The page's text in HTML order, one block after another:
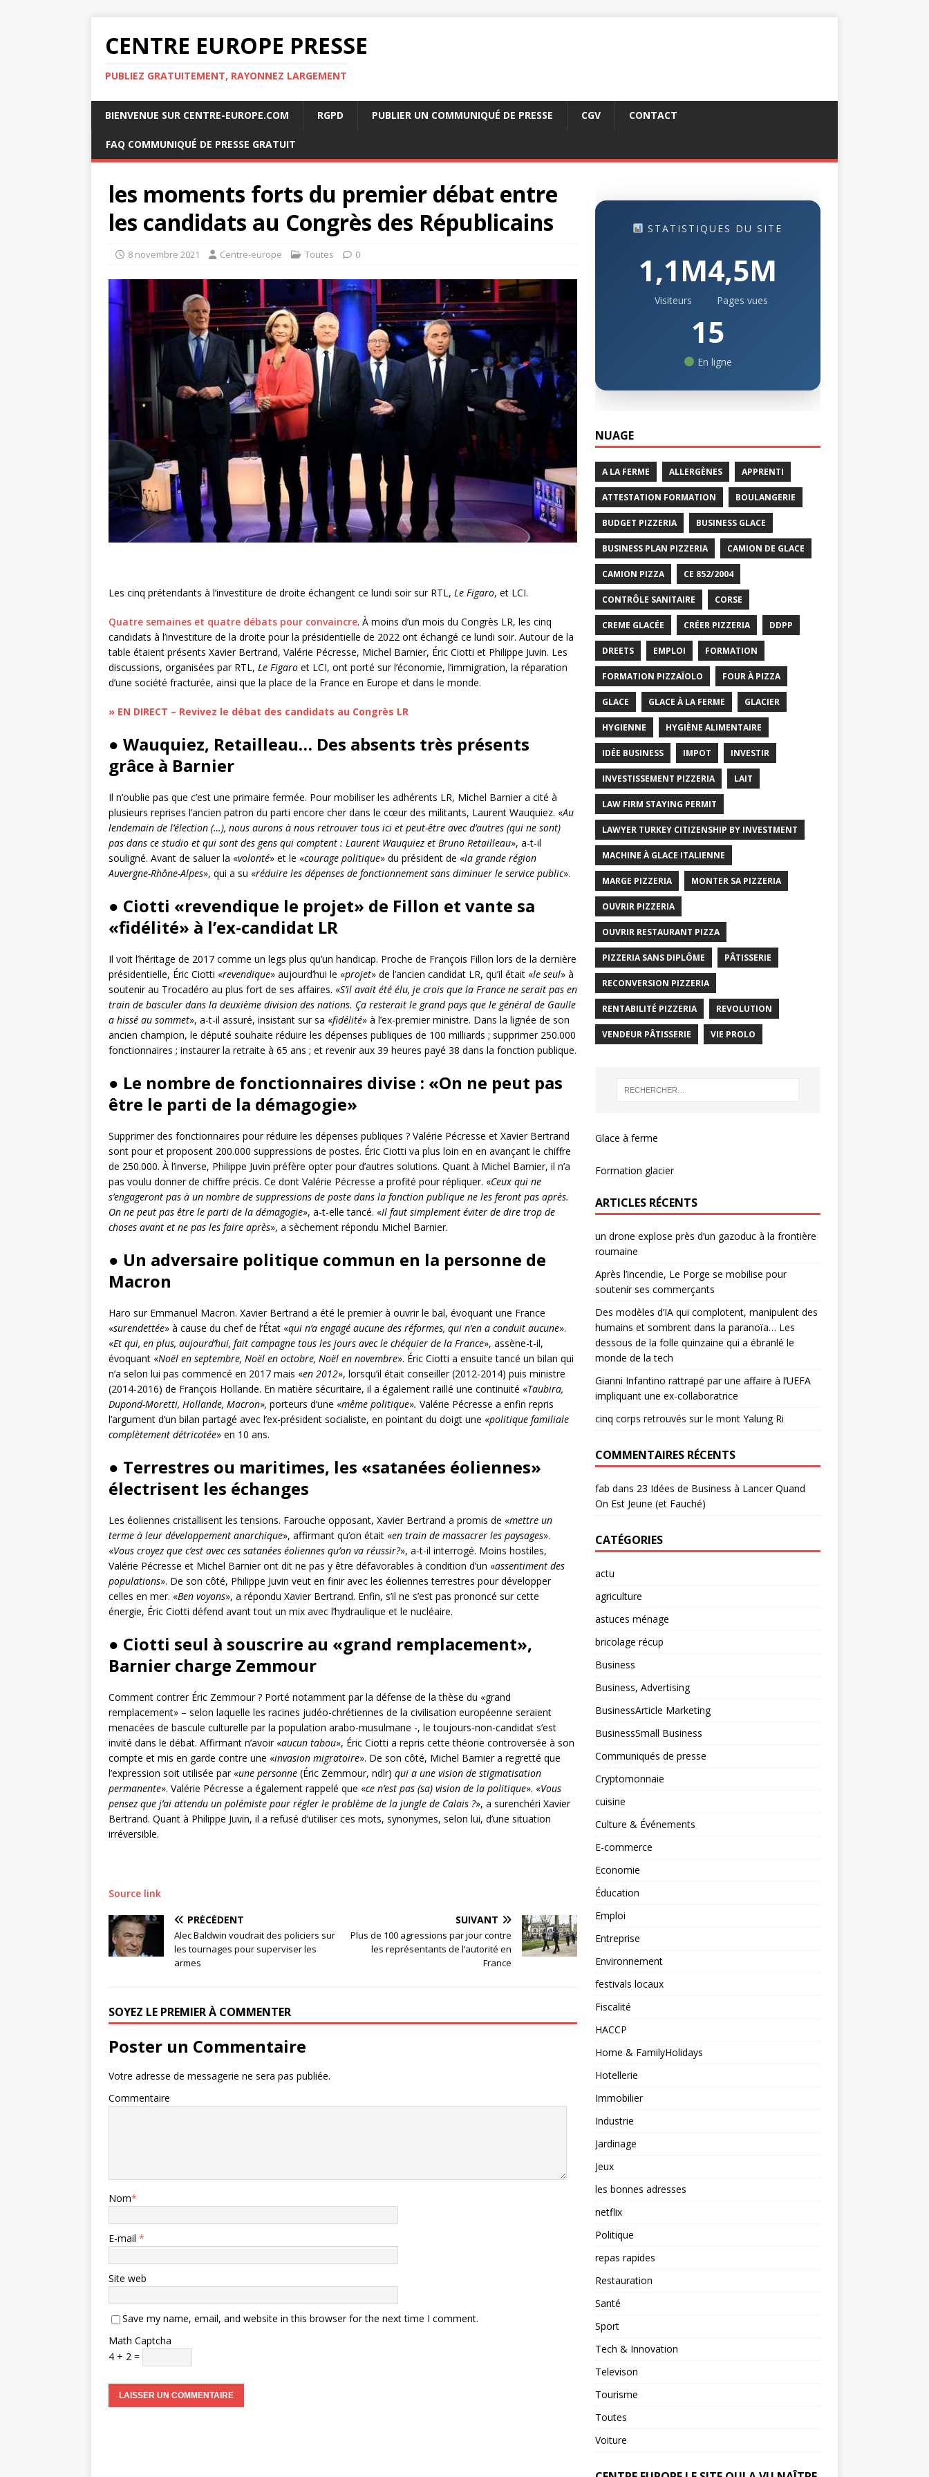
CENTRE EUROPE PRESSE
PUBLIEZ GRATUITEMENT, RAYONNEZ LARGEMENT
BIENVENUE SUR CENTRE-EUROPE.COM RGPD PUBLIER UN COMMUNIQUÉ DE PRESSE CGV CONTACT
FAQ COMMUNIQUÉ DE PRESSE GRATUIT
les moments forts du premier débat entre
les candidats au Congrès des Républicains
8 novembre 2021 Centre-europe Toutes 0
Les cinq prétendants à l’investiture de droite échangent ce lundi soir sur RTL, Le Figaro, et LCI.
Quatre semaines et quatre débats pour convaincre. À moins d’un mois du Congrès LR, les cinq
candidats à l’investiture de la droite pour la présidentielle de 2022 ont échangé ce lundi soir. Autour de la
table étaient présents Xavier Bertrand, Valérie Pécresse, Michel Barnier, Éric Ciotti et Philippe Juvin. Les
discussions, organisées par RTL, Le Figaro et LCI, ont porté sur l’économie, l’immigration, la réparation
d’une société fracturée, ainsi que la place de la France en Europe et dans le monde.
» EN DIRECT – Revivez le débat des candidats au Congrès LR
● Wauquiez, Retailleau… Des absents très présents
grâce à Barnier
Il n’oublie pas que c’est une primaire fermée. Pour mobiliser les adhérents LR, Michel Barnier a cité à
plusieurs reprises l’ancien patron du parti encore cher dans le cœur des militants, Laurent Wauquiez. «Au
lendemain de l’élection (…), nous aurons à nous retrouver tous ici et peut-être avec d’autres (qui ne sont)
pas dans ce studio et qui sont des gens qui comptent : Laurent Wauquiez et Bruno Retailleau», a-t-il
souligné. Avant de saluer la «volonté» et le «courage politique» du président de «la grande région
Auvergne-Rhône-Alpes», qui a su «réduire les dépenses de fonctionnement sans diminuer le service public».
● Ciotti «revendique le projet» de Fillon et vante sa
«fidélité» à l’ex-candidat LR
Il voit l’héritage de 2017 comme un legs plus qu’un handicap. Proche de François Fillon lors de la dernière
présidentielle, Éric Ciotti «revendique» aujourd’hui le «projet» de l’ancien candidat LR, qu’il était «le seul» à
soutenir au Trocadéro au plus fort de ses affaires. «S’il avait été élu, je crois que la France ne serait pas en
train de basculer dans la deuxième division des nations. Ça resterait le grand pays que le général de Gaulle
a hissé au sommet», a-t-il assuré, insistant sur sa «fidélité» à l’ex-premier ministre. Dans la lignée de son
ancien champion, le député souhaite réduire les dépenses publiques de 100 milliards ; supprimer 250.000
fonctionnaires ; instaurer la retraite à 65 ans ; et revenir aux 39 heures payé 38 dans la fonction publique.
● Le nombre de fonctionnaires divise : «On ne peut pas
être le parti de la démagogie»
Supprimer des fonctionnaires pour réduire les dépenses publiques ? Valérie Pécresse et Xavier Bertrand
sont pour et proposent 200.000 suppressions de postes. Éric Ciotti va plus loin en en avançant le chiffre
de 250.000. À l’inverse, Philippe Juvin préfère opter pour d’autres solutions. Quant à Michel Barnier, il n’a
pas voulu donner de chiffre précis. Ce dont Valérie Pécresse a profité pour répliquer. «Ceux qui ne
s’engageront pas à un nombre de suppressions de poste dans la fonction publique ne les feront pas après.
On ne peut pas être le parti de la démagogie», a-t-elle tancé. «Il faut simplement éviter de dire trop de
choses avant et ne pas les faire après», a sèchement répondu Michel Barnier.
● Un adversaire politique commun en la personne de
Macron
Haro sur Emmanuel Macron. Xavier Bertrand a été le premier à ouvrir le bal, évoquant une France
«surendettée» à cause du chef de l’État «qui n’a engagé aucune des réformes, qui n’en a conduit aucune».
«Et qui, en plus, aujourd’hui, fait campagne tous les jours avec le chéquier de la France», assène-t-il,
évoquant «Noël en septembre, Noël en octobre, Noël en novembre». Éric Ciotti a ensuite tancé un bilan qui
n’a selon lui pas commencé en 2017 mais «en 2012», lorsqu’il était conseiller (2012-2014) puis ministre
(2014-2016) de François Hollande. En matière sécuritaire, il a également raillé une continuité «Taubira,
Dupond-Moretti, Hollande, Macron», porteurs d’une «même politique». Valérie Pécresse a enfin repris
l’argument d’un bilan partagé avec l’ex-président socialiste, en pointant du doigt une «politique familiale
complètement détricotée» en 10 ans.
● Terrestres ou maritimes, les «satanées éoliennes»
électrisent les échanges
Les éoliennes cristallisent les tensions. Farouche opposant, Xavier Bertrand a promis de «mettre un
terme à leur développement anarchique», affirmant qu’on était «en train de massacrer les paysages».
«Vous croyez que c’est avec ces satanées éoliennes qu’on va réussir?», a-t-il interrogé. Moins hostiles,
Valérie Pécresse et Michel Barnier ont dit ne pas y être défavorables à condition d’un «assentiment des
populations». De son côté, Philippe Juvin veut en finir avec les éoliennes terrestres pour développer
celles en mer. «Ben voyons», a répondu Xavier Bertrand. Enfin, s’il ne s’est pas prononcé sur cette
énergie, Éric Ciotti défend avant tout un mix avec l’hydraulique et le nucléaire.
● Ciotti seul à souscrire au «grand remplacement»,
Barnier charge Zemmour
Comment contrer Éric Zemmour ? Porté notamment par la défense de la thèse du «grand
remplacement» – selon laquelle les racines judéo-chrétiennes de la civilisation européenne seraient
menacées de bascule culturelle par la population arabo-musulmane -, le toujours-non-candidat s’est
invité dans le débat. Affirmant n’avoir «aucun tabou», Éric Ciotti a repris cette théorie controversée à son
compte et mis en garde contre une «invasion migratoire». De son côté, Michel Barnier a regretté que
l’expression soit utilisée par «une personne (Éric Zemmour, ndlr) qui a une vision de stigmatisation
permanente». Valérie Pécresse a également rappelé que «ce n’est pas (sa) vision de la politique». «Vous
pensez que j’ai attendu un polémiste pour régler le problème de la jungle de Calais ?», a surenchéri Xavier
Bertrand. Quant à Philippe Juvin, il a refusé d’utiliser ces mots, synonymes, selon lui, d’une situation
irréversible.
Source link
PRÉCÉDENT
Alec Baldwin voudrait des policiers sur
les tournages pour superviser les
armes
SUIVANT
Plus de 100 agressions par jour contre
les représentants de l’autorité en
France
SOYEZ LE PREMIER À COMMENTER
Poster un Commentaire
Votre adresse de messagerie ne sera pas publiée.
Commentaire
Nom*
E-mail *
Site web
Save my name, email, and website in this browser for the next time I comment.
Math Captcha
4 + 2 =
STATISTIQUES DU SITE
1,1M
Visiteurs
4,5M
Pages vues
15
En ligne
NUAGE
A LA FERME ALLERGÈNES APPRENTI
ATTESTATION FORMATION BOULANGERIE
BUDGET PIZZERIA BUSINESS GLACE
BUSINESS PLAN PIZZERIA CAMION DE GLACE
CAMION PIZZA CE 852/2004
CONTRÔLE SANITAIRE CORSE
CREME GLACÉE CRÉER PIZZERIA DDPP
DREETS EMPLOI FORMATION
FORMATION PIZZAÏOLO FOUR À PIZZA
GLACE GLACE À LA FERME GLACIER
HYGIENNE HYGIÈNE ALIMENTAIRE
IDÉE BUSINESS IMPOT INVESTIR
INVESTISSEMENT PIZZERIA LAIT
LAW FIRM STAYING PERMIT
LAWYER TURKEY CITIZENSHIP BY INVESTMENT
MACHINE À GLACE ITALIENNE
MARGE PIZZERIA MONTER SA PIZZERIA
OUVRIR PIZZERIA
OUVRIR RESTAURANT PIZZA
PIZZERIA SANS DIPLÔME PÂTISSERIE
RECONVERSION PIZZERIA
RENTABILITÉ PIZZERIA REVOLUTION
VENDEUR PÂTISSERIE VIE PROLO
Glace à ferme
Formation glacier
ARTICLES RÉCENTS
un drone explose près d’un gazoduc à la frontière
roumaine
Après l’incendie, Le Porge se mobilise pour
soutenir ses commerçants
Des modèles d’IA qui complotent, manipulent des
humains et sombrent dans la paranoïa… Les
dessous de la folle quinzaine qui a ébranlé le
monde de la tech
Gianni Infantino rattrapé par une affaire à l’UEFA
impliquant une ex-collaboratrice
cinq corps retrouvés sur le mont Yalung Ri
COMMENTAIRES RÉCENTS
fab dans 23 Idées de Business à Lancer Quand
On Est Jeune (et Fauché)
CATÉGORIES
actu
agriculture
astuces ménage
bricolage récup
Business
Business, Advertising
BusinessArticle Marketing
BusinessSmall Business
Communiqués de presse
Cryptomonnaie
cuisine
Culture & Événements
E-commerce
Economie
Éducation
Emploi
Entreprise
Environnement
festivals locaux
Fiscalité
HACCP
Home & FamilyHolidays
Hotellerie
Immobilier
Industrie
Jardinage
Jeux
les bonnes adresses
netflix
Politique
repas rapides
Restauration
Santé
Sport
Tech & Innovation
Televison
Tourisme
Toutes
Voiture